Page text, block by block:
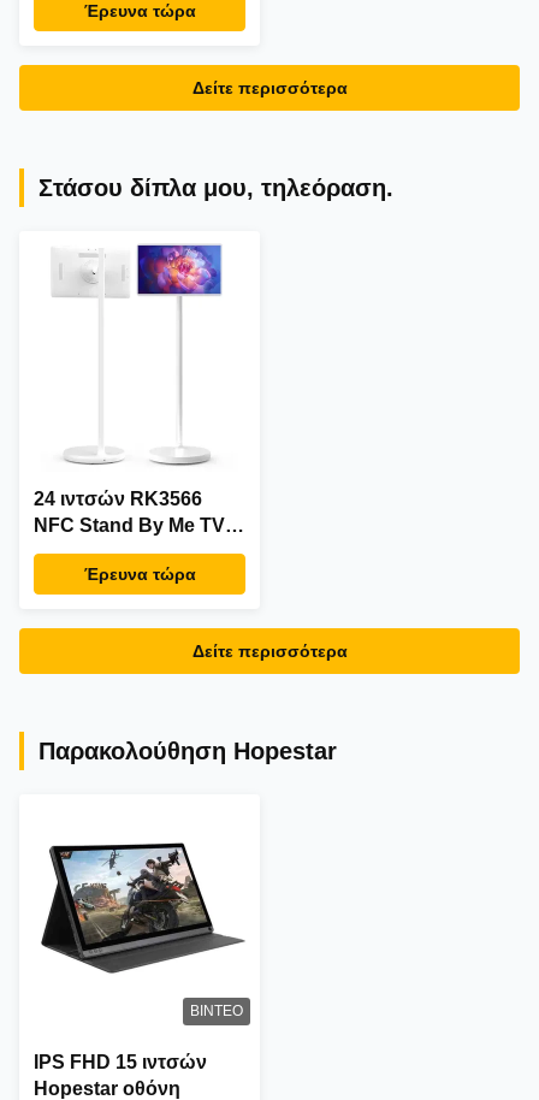
Cpu 4+64GB Desktop
εκτυπωτή,
Έρευνα τώρα
Δείτε περισσότερα
Στάσου δίπλα μου, τηλεόραση.
24 ιντσών RK3566
NFC Stand By Me TV
Indoor Android 12
Διαφήμιση Ψηφιακή
Στάσιμο Smart TV
Έρευνα τώρα
Δείτε περισσότερα
Παρακολούθηση Hopestar
ΒΊΝΤΕΟ
IPS FHD 15 ιντσών
Hopestar οθόνη